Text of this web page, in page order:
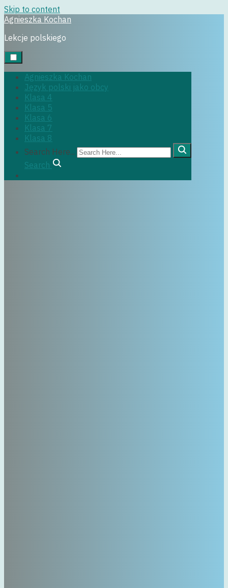
Skip to content
Agnieszka Kochan
Lekcje polskiego
Agnieszka Kochan
Język polski jako obcy
Klasa 4
Klasa 5
Klasa 6
Klasa 7
Klasa 8
Search Here...
Search
klasa4
29 czerwca, 2022